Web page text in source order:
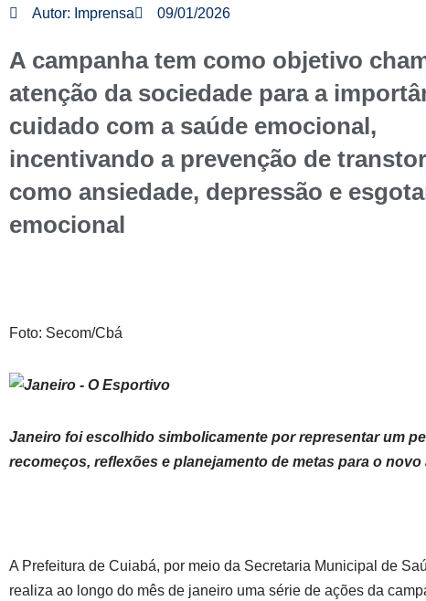
Autor: Imprensa 09/01/2026
A campanha tem como objetivo
atenção da sociedade para a
cuidado com a saúde emocional,
incentivando a prevenção de
como ansiedade, depressão e
emocional
Foto: Secom/Cbá
Janeiro foi escolhido simbolicamente por representar um
recomeços, reflexões e planejamento de metas para o novo
A Prefeitura de Cuiabá, por meio da Secretaria Municipal de
realiza ao longo do mês de janeiro uma série de ações da